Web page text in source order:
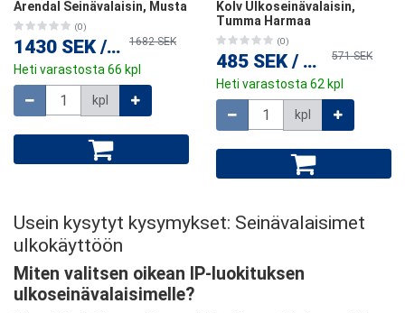
Arendal Seinävalaisin, Musta
(0)
1430 SEK / kpl1682 SEK
Heti varastosta 66 kpl
kpl
Kolv Ulkoseinävalaisin,
Tumma Harmaa
(0)
485 SEK / kpl 571 SEK
Heti varastosta 62 kpl
kpl
Usein kysytyt kysymykset: Seinävalaisimet
ulkokäyttöön
Miten valitsen oikean IP-luokituksen
ulkoseinävalaisimelle?